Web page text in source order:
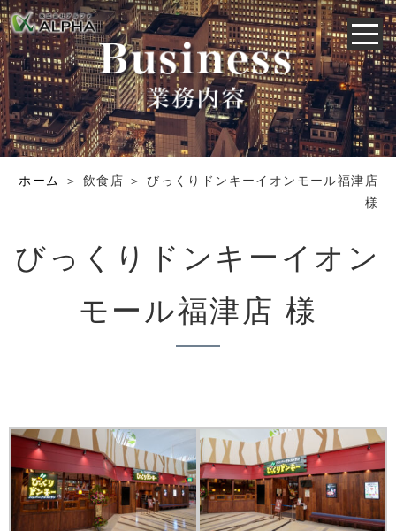
ホーム
＞ 飲食店 ＞ びっくりドンキーイオンモール福津店
様
びっくりドンキーイオン
モール福津店 様